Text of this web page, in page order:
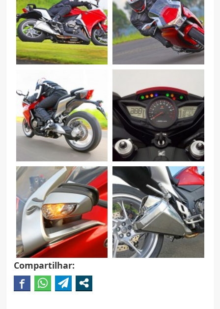
Compartilhar: